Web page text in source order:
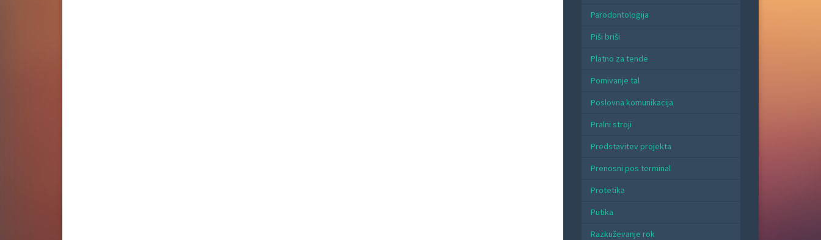
Parodontologija
Piši briši
Platno za tende
Pomivanje tal
Poslovna komunikacija
Pralni stroji
Predstavitev projekta
Prenosni pos terminal
Protetika
Putika
Razkuževanje rok